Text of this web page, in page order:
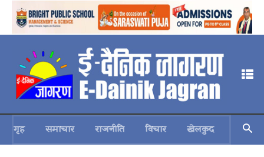
गृह समाचार राजनीति विचार खेलकुद स्वास्थ्य